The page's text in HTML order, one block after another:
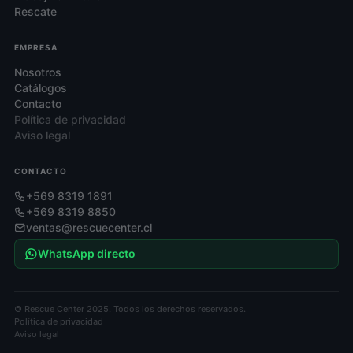
Rescate
EMPRESA
Nosotros
Catálogos
Contacto
Política de privacidad
Aviso legal
CONTACTO
+569 8319 1891
+569 8319 8850
ventas@rescuecenter.cl
WhatsApp directo
© Rescue Center 2025. Todos los derechos reservados.
Política de privacidad
Aviso legal